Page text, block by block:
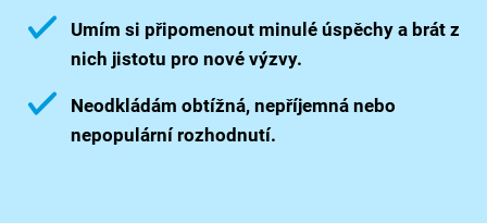
Umím si připomenout minulé úspěchy a brát z
nich jistotu pro nové výzvy.
Neodkládám obtížná, nepříjemná nebo
nepopulární rozhodnutí.